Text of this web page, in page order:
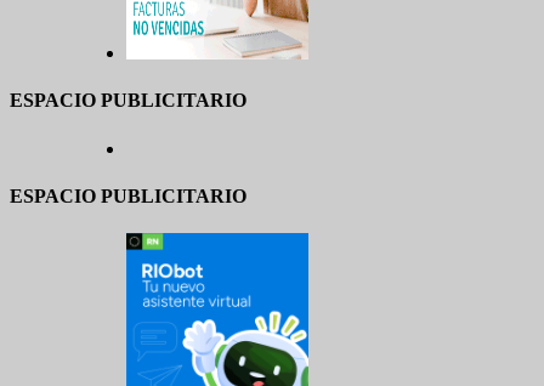
ESPACIO PUBLICITARIO
ESPACIO PUBLICITARIO